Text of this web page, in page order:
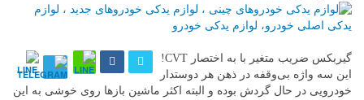
گیربکس ضریب متغیر با به اختصار CVT!
این سه واژه بی‌وقفه در ذهن هر دوستدار
خودرویی در حال گردش بوده و البته اکثر ماشین بازها روی خوشی به این